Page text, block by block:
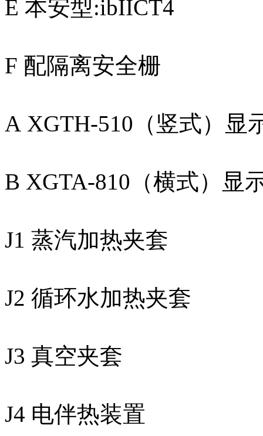
E 本安型:ibIICT4
F 配隔离安全栅
A XGTH-510（竖式）显
B XGTA-810（横式）显
J1 蒸汽加热夹套
J2 循环水加热夹套
J3 真空夹套
J4 电伴热装置